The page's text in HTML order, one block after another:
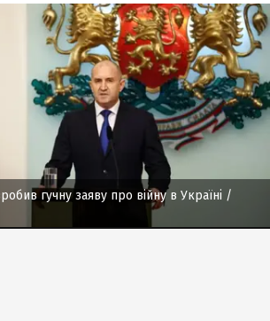
гучну заяву про війну в Україні /